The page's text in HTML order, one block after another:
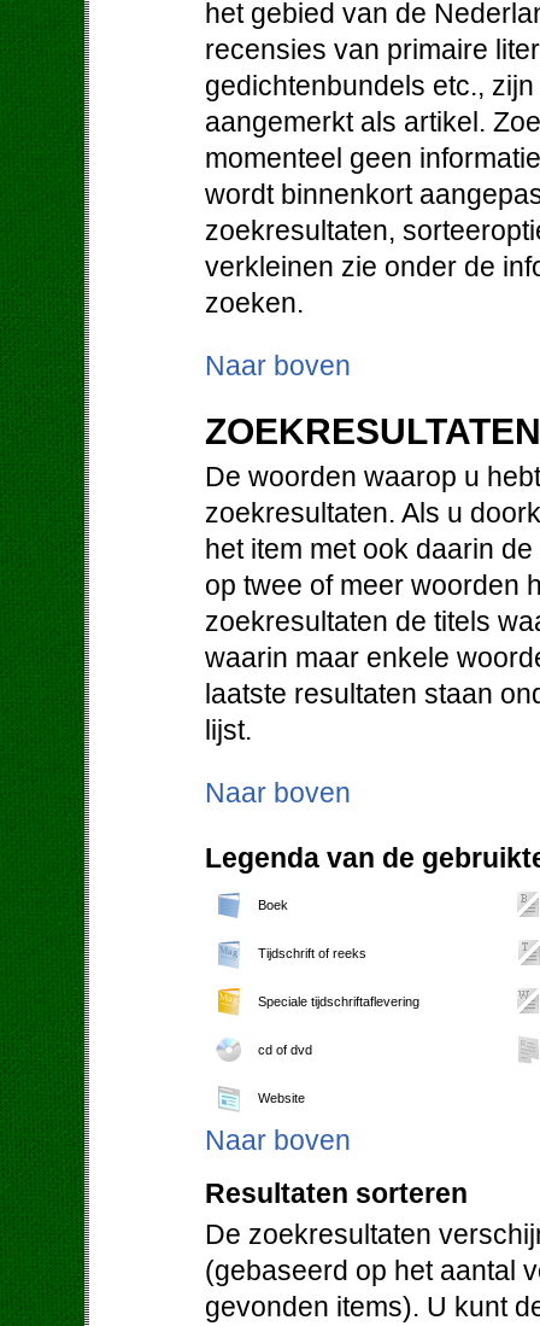
het gebied van de
recensies van primaire
gedichtenbundels etc.,
aangemerkt als artikel.
momenteel geen
wordt binnenkort
zoekresultaten,
verkleinen zie onder de
zoeken.
Naar boven
ZOEKRESULTATEN
De woorden waarop u
zoekresultaten. Als u
het item met ook daarin
op twee of meer woorden
zoekresultaten de titels
waarin maar enkele
laatste resultaten staan
lijst.
Naar boven
Legenda van de
Boek
Tijdschrift of reeks
Speciale tijdschriftaflevering
cd of dvd
Website
Naar boven
Resultaten sorteren
De zoekresultaten
(gebaseerd op het aantal
gevonden items). U kunt